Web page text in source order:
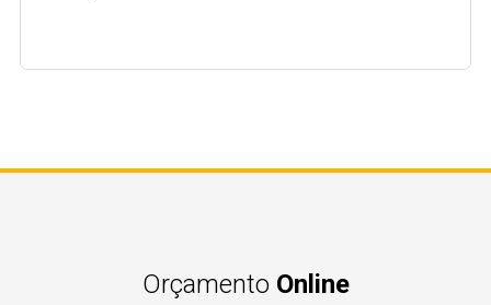
Orçamento Online